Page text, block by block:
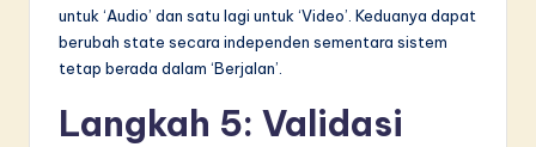
untuk ‘Audio’ dan satu lagi untuk ‘Video’. Keduanya dapat
berubah state secara independen sementara sistem
tetap berada dalam ‘Berjalan’.
Langkah 5: Validasi